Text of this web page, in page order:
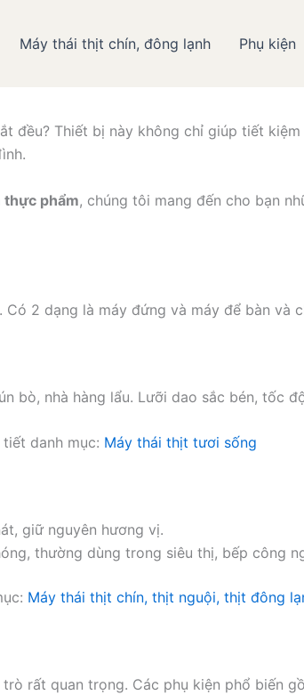
Máy thái thịt chín, đông lạnh Phụ kiện
thịt và Hãng máy
đều? Thiết bị này không chỉ giúp tiết
thực phẩm, chúng tôi mang đến cho bạn
2 dạng là máy đứng và máy để bàn và
bò, nhà hàng lẩu. Lưỡi dao sắc bén, tốc
danh mục: Máy thái thịt tươi sống
giữ nguyên hương vị.
thường dùng trong siêu thị, bếp công
Máy thái thịt chín, thịt nguội, thịt đông
rất quan trọng. Các phụ kiện phổ biến